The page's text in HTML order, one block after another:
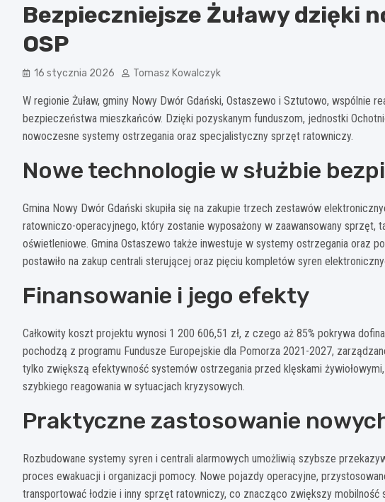
Bezpieczniejsze Żuławy dzięki
OSP
16 stycznia 2026 Tomasz Kowalczyk
W regionie Żuław, gminy Nowy Dwór Gdański, Ostaszewo i Sztutowo, wspólnie
bezpieczeństwa mieszkańców. Dzięki pozyskanym funduszom, jednostki
nowoczesne systemy ostrzegania oraz specjalistyczny sprzęt ratowniczy.
Nowe technologie w służbie
Gmina Nowy Dwór Gdański skupiła się na zakupie trzech zestawów
ratowniczo-operacyjnego, który zostanie wyposażony w zaawansowany sprzęt,
oświetleniowe. Gmina Ostaszewo także inwestuje w systemy ostrzegania oraz
postawiło na zakup centrali sterującej oraz pięciu kompletów syren
Finansowanie i jego efekty
Całkowity koszt projektu wynosi 1 200 606,51 zł, z czego aż 85% pokrywa
pochodzą z programu Fundusze Europejskie dla Pomorza 2021-2027,
tylko zwiększą efektywność systemów ostrzegania przed klęskami
szybkiego reagowania w sytuacjach kryzysowych.
Praktyczne zastosowanie
Rozbudowane systemy syren i centrali alarmowych umożliwią szybsze
proces ewakuacji i organizacji pomocy. Nowe pojazdy operacyjne,
transportować łodzie i inny sprzęt ratowniczy, co znacząco zwiększy mobilność